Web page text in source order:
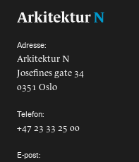
Arkitekter
Adresse:
Arkitektur N
Josefines gate 34
0351 Oslo
Telefon:
+47 23 33 25 00
E-post: